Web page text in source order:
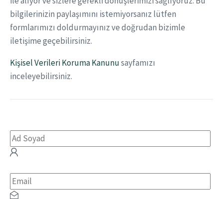
bilgilerinizin paylaşımını istemiyorsanız lütfen
formlarımızı doldurmayınız ve doğrudan bizimle
iletişime geçebilirsiniz.
Kişisel Verileri Koruma Kanunusayfamızı
inceleyebilirsiniz.